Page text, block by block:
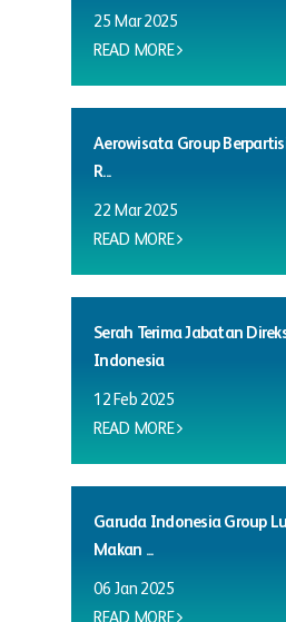
25 Mar 2025
READ MORE
Aerowisata Group
R...
22 Mar 2025
READ MORE
Serah Terima Jabatan
Indonesia
12 Feb 2025
READ MORE
Garuda Indonesia Group
Makan ...
06 Jan 2025
READ MORE